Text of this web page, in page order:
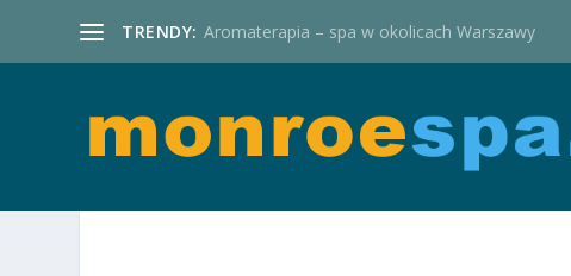
TRENDY: Aromaterapia – spa w okolicach Warszawy